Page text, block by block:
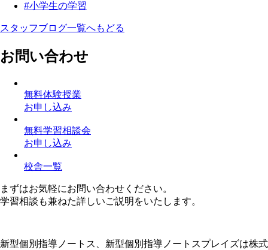
#小学生の学習
スタッフブログ一覧へもどる
お問い合わせ
無料体験授業
お申し込み
無料学習相談会
お申し込み
校舎一覧
まずはお気軽にお問い合わせください。
学習相談も兼ねた詳しいご説明をいたします。
新型個別指導ノートス、新型個別指導ノートスプレイズは株式